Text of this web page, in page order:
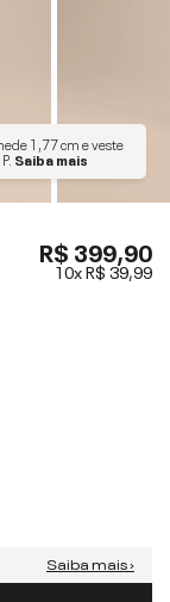
1,77 cme veste
P. Saiba mais
R$ 399,90
10xR$ 39,99
Saiba mais ›